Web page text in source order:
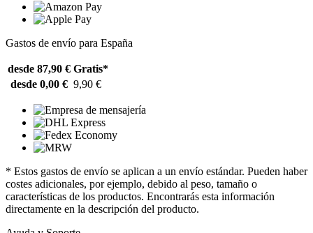
Gastos de envío para España
desde 87,90 € Gratis*
desde 0,00 € 9,90 €
* Estos gastos de envío se aplican a un envío estándar. Pueden haber
costes adicionales, por ejemplo, debido al peso, tamaño o
características de los productos. Encontrarás esta información
directamente en la descripción del producto.